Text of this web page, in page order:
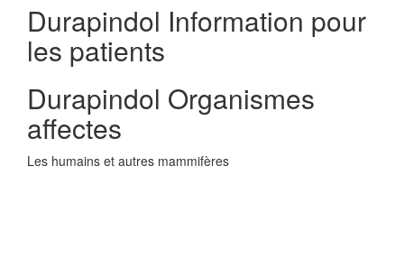
Durapindol Information pour
les patients
Durapindol Organismes
affectes
Les humains et autres mammifères